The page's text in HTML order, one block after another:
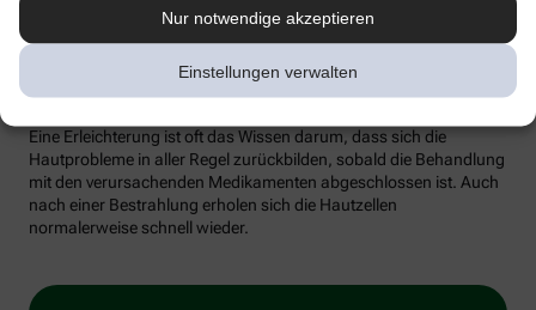
Nur notwendige akzeptieren
Einstellungen verwalten
Hilft das nicht gegen quälenden Juckreiz, können Ärzte auch
Arzneimittel zum Einnehmen empfehlen: etwa Tabletten gegen
Allergien (Antihistaminika) oder Kortisonpräparate.
Eine Erleichterung ist oft das Wissen darum, dass sich die
Hautprobleme in aller Regel zurückbilden, sobald die Behandlung
mit den verursachenden Medikamenten abgeschlossen ist. Auch
nach einer Bestrahlung erholen sich die Hautzellen
normalerweise schnell wieder.